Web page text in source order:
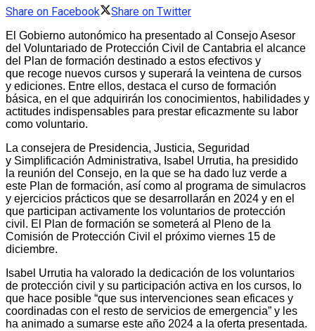
Share on Facebook
Share on Twitter
El Gobierno autonómico ha presentado al Consejo Asesor
del Voluntariado de Protección Civil de Cantabria el alcance
del Plan de formación destinado a estos efectivos y
que recoge nuevos cursos y superará la veintena de cursos
y ediciones. Entre ellos, destaca el curso de formación
básica, en el que adquirirán los conocimientos, habilidades y
actitudes indispensables para prestar eficazmente su labor
como voluntario.
La consejera de Presidencia, Justicia, Seguridad
y Simplificación Administrativa, Isabel Urrutia, ha presidido
la reunión del Consejo, en la que se ha dado luz verde a
este Plan de formación, así como al programa de simulacros
y ejercicios prácticos que se desarrollarán en 2024 y en el
que participan activamente los voluntarios de protección
civil. El Plan de formación se someterá al Pleno de la
Comisión de Protección Civil el próximo viernes 15 de
diciembre.
Isabel Urrutia ha valorado la dedicación de los voluntarios
de protección civil y su participación activa en los cursos, lo
que hace posible “que sus intervenciones sean eficaces y
coordinadas con el resto de servicios de emergencia” y les
ha animado a sumarse este año 2024 a la oferta presentada.